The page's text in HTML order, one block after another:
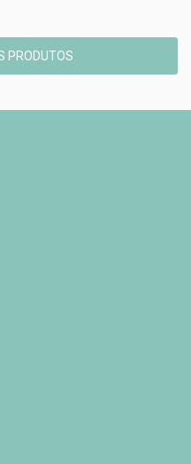
PRODUTOS